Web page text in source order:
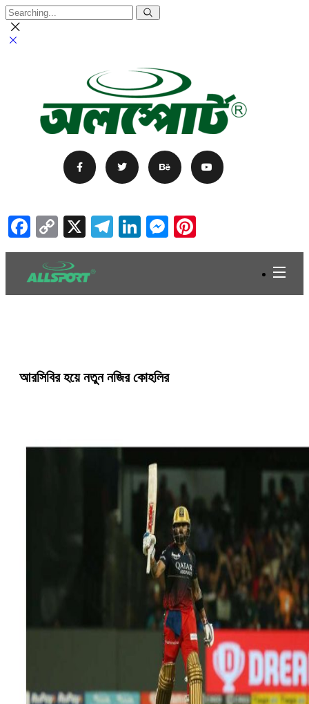
Facebook
Copy
Link
X Telegram
LinkedIn
Messenger
আরসিবির হয়ে নতুন নজির কোহলির